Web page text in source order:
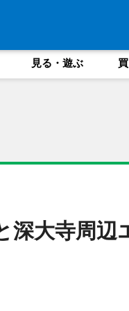
見る・遊ぶ
深大寺周辺